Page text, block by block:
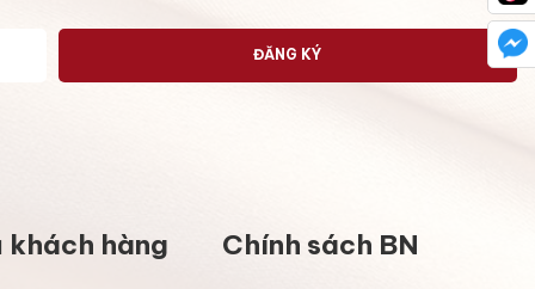
ĐĂNG KÝ
khách hàng Chính sách BN